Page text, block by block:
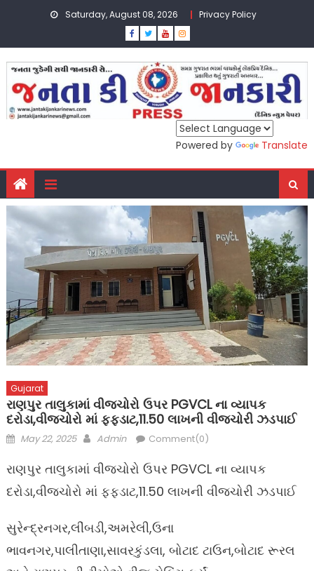
Saturday, August 08, 2026 Privacy Policy
Powered by Translate
Gujarat
રાણપુર તાલુકામાં વીજચોરો ઉપર PGVCL ના વ્યાપક
દરોડા,વીજચોરો માં ફફડાટ,11.50 લાખની વીજચોરી ઝડપાઈ
Posted
May 22, 2025 Author
Admin Comment(0)
રાણપુર તાલુકામાં વીજચોરો ઉપર PGVCL ના વ્યાપક
દરોડા,વીજચોરો માં ફફડાટ,11.50 લાખની વીજચોરી ઝડપાઈ
સુરેન્દ્રનગર,લીંબડી,અમરેલી,ઉના
ભાવનગર,પાલીતાણા,સાવરકુંડલા, બોટાદ ટાઉન,બોટાદ રૂરલ